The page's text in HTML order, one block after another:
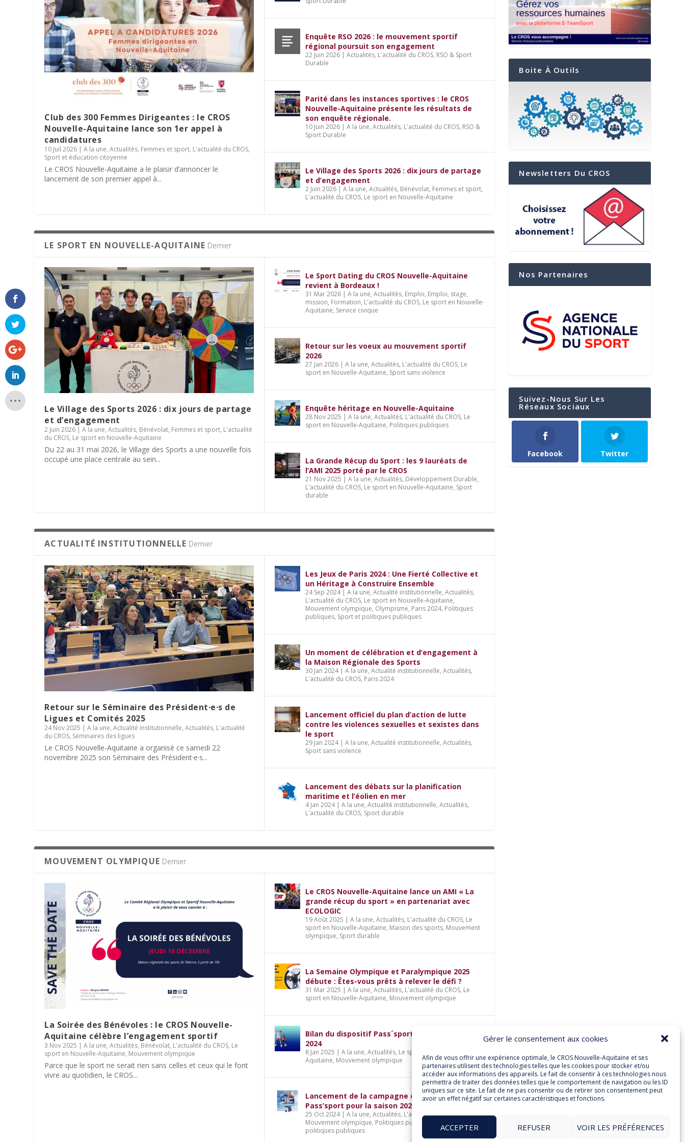
Gérer le consentement aux cookies
Afin de vous offrir une expérience optimale, le CROS Nouvelle-Aquitaine et ses
partenaires utilisent des technologies telles que les cookies pour stocker et/ou
accéder aux informations des appareils. Le fait de consentir à ces technologies nous
permettra de traiter des données telles que le comportement de navigation ou les ID
uniques sur ce site. Le fait de ne pas consentir ou de retirer son consentement peut
avoir un effet négatif sur certaines caractéristiques et fonctions.
ACCEPTER REFUSER VOIR LES PRÉFÉRENCES
Parité dans les instances sportives : le CROS Nouvelle-Aquitaine présente les
résultats de son enquête régionale.
10 Juin 2026 |A la une,Actualités,L'actualité du CROS
Le Village des Sports 2026 : dix jours de partage et d’engagement
2 Juin 2026|A la une ,Actualités,Bénévolat L'actualité du CROS,Le sport en Nouvelle-Aquitaine
La minute RSO – Mai 2026
27 Mai 2026 |A la une,Actualités,L'actualité du CROS
SPORT DATING 2026 : une matinée dédiée à l’emploi et aux métiers du sport
19 Mai 2026 |A la une,Actualités,L'actualité du CROS Sport et professionnalisation
Club des 300 Femmes Dirigeantes : le CROS
Nouvelle-Aquitaine lance son 1er appel à
candidatures
10 Juil 2026 |A la une,Actualités, Femmes et sport, L'actualité du CROS,
Sport et éducation citoyenne
Le CROS Nouvelle-Aquitaine a le plaisir d’annoncer le
lancement de son premier appel à...
Enquête RSO 2026 : le mouvement sportif
régional poursuit son engagement
22 Juin 2026| Actualités, L'actualité du CROS, RSO & Sport
Durable
Parité dans les instances sportives : le CROS
Nouvelle-Aquitaine présente les résultats de
son enquête régionale.
10 Juin 2026| A la une, Actualités, L'actualité du CROS, RSO &
Sport Durable
Le Village des Sports 2026 : dix jours de partage
et d’engagement
2 Juin 2026| A la une, Actualités, Bénévolat, Femmes et sport,
L'actualité du CROS, Le sport en Nouvelle-Aquitaine
LE SPORT EN NOUVELLE-AQUITAINE Dernier
Le Village des Sports 2026 : dix jours de partage
et d’engagement
2 Juin 2026 |A la une,Actualités, Bénévolat, Femmes et sport, L'actualité
du CROS, Le sport en Nouvelle-Aquitaine
Du 22 au 31 mai 2026, le Village des Sports a une nouvelle fois
occupé une place centrale au sein...
Le Sport Dating du CROS Nouvelle-Aquitaine
revient à Bordeaux !
31 Mar 2026| A la une, Actualités, Emploi, Emploi, stage,
mission, Formation, L'actualité du CROS, Le sport en Nouvelle-
Aquitaine, Service civique
Retour sur les voeux au mouvement sportif
2026
27 Jan 2026| A la une, Actualités, L'actualité du CROS, Le
sport en Nouvelle-Aquitaine, Sport sans violence
Enquête héritage en Nouvelle-Aquitaine
28 Nov 2025 | A la une, Actualités, L'actualité du CROS, Le
sport en Nouvelle-Aquitaine, Politiques publiques
La Grande Récup du Sport : les 9 lauréats de
l’AMI 2025 porté par le CROS
21 Nov 2025 | A la une, Actualités, Développement Durable,
L'actualité du CROS, Le sport en Nouvelle-Aquitaine, Sport
durable
ACTUALITÉ INSTITUTIONNELLE Dernier
Retour sur le Séminaire des Président·e·s de
Ligues et Comités 2025
24 Nov 2025 |A la une,Actualité institutionnelle,Actualités, L'actualité
du CROS, Séminaires des ligues
Le CROS Nouvelle-Aquitaine a organisé ce samedi 22
novembre 2025 son Séminaire des Président·e·s...
Les Jeux de Paris 2024 : Une Fierté Collective et
un Héritage à Construire Ensemble
24 Sep 2024| A la une, Actualité institutionnelle, Actualités,
L'actualité du CROS, Le sport en Nouvelle-Aquitaine,
Mouvement olympique, Olympisme, Paris 2024, Politiques
publiques, Sport et politiques publiques
Un moment de célébration et d’engagement à
la Maison Régionale des Sports
30 Jan 2024| A la une, Actualité institutionnelle, Actualités,
L'actualité du CROS, Paris 2024
Lancement officiel du plan d’action de lutte
contre les violences sexuelles et sexistes dans
le sport
29 Jan 2024| A la une, Actualité institutionnelle, Actualités,
Sport sans violence
Lancement des débats sur la planification
maritime et l’éolien en mer
4 Jan 2024| A la une, Actualité institutionnelle, Actualités,
L'actualité du CROS, Sport durable
MOUVEMENT OLYMPIQUE Dernier
La Soirée des Bénévoles : le CROS Nouvelle-
Aquitaine célèbre l’engagement sportif
3 Nov 2025 |A la une,Actualités, Bénévolat, L'actualité du CROS, Le
sport en Nouvelle-Aquitaine, Mouvement olympique
Parce que le sport ne serait rien sans celles et ceux qui le font
vivre au quotidien, le CROS...
Le CROS Nouvelle-Aquitaine lance un AMI « La
grande récup du sport » en partenariat avec
ECOLOGIC
19 Août 2025 | A la une, Actualités, L'actualité du CROS, Le
sport en Nouvelle-Aquitaine, Maison des sports, Mouvement
olympique, Sport durable
La Semaine Olympique et Paralympique 2025
débute : Êtes-vous prêts à relever le défi ?
31 Mar 2025 | A la une, Actualités, L'actualité du CROS, Le
sport en Nouvelle-Aquitaine, Mouvement olympique
Bilan du dispositif Pass´sport pour la saison
2024
8 Jan 2025 | A la une, Actualités, Le sport en Nouvelle-
Aquitaine, Mouvement olympique
Lancement de la campagne du dispositif
Pass’sport pour la saison 2024-2025
25 Oct 2024| A la une, Actualités, L'actualité du CROS,
Mouvement olympique, Politiques publiques
politiques publiques
Boite À Outils
Newsletters Du CROS
Nos Partenaires
Suivez-Nous Sur Les
Réseaux Sociaux
Facebook Twitter